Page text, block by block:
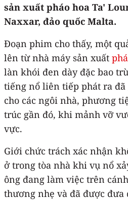
sản xuất pháo hoa Ta'
Naxxar, đảo quốc Malta.
Đoạn phim cho thấy, một
lên từ nhà máy sản xuất
làn khói đen dày đặc bao
tiếng nổ liên tiếp phát ra
cho các ngôi nhà, phương
trúc gần đó, khi mảnh vỡ
vực.
Giới chức trách xác nhận
ở trong tòa nhà khi vụ nổ
ông đang làm việc trên
thương nhẹ và đã được đưa